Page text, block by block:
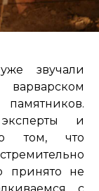
звучали
и
о том, что
принято не